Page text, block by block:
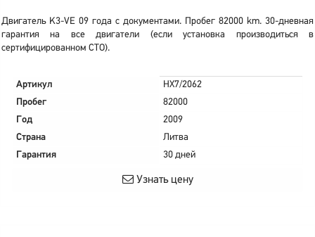
Двигатель K3-VE 09 года с документами. Пробег 82000 km. 30-дневная
гарантия на все двигатели (если установка производиться в
сертифицированном СТО).
Артикул
HX7/2062
Пробег
82000
Год
2009
Страна
Литва
Гарантия
30 дней
Узнать цену